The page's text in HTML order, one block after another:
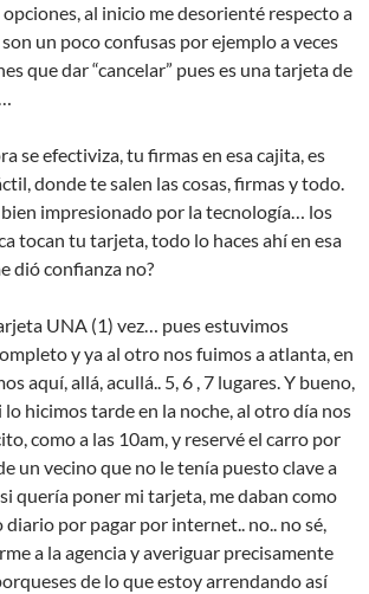
al inicio me desorienté respecto a
un poco confusas por ejemplo a veces
que dar “cancelar” pues es una tarjeta de
se efectiviza, tu firmas en esa cajita, es
donde te salen las cosas, firmas y todo.
bien impresionado por la tecnología… los
tocan tu tarjeta, todo lo haces ahí en esa
dió confianza no?
UNA (1) vez… pues estuvimos
y ya al otro nos fuimos a atlanta, en
aquí, allá, acullá.. 5, 6 , 7 lugares. Y bueno,
lo hicimos tarde en la noche, al otro día nos
como a las 10am, y reservé el carro por
un vecino que no le tenía puesto clave a
quería poner mi tarjeta, me daban como
diario por pagar por internet.. no.. no sé,
a la agencia y averiguar precisamente
de lo que estoy arrendando así